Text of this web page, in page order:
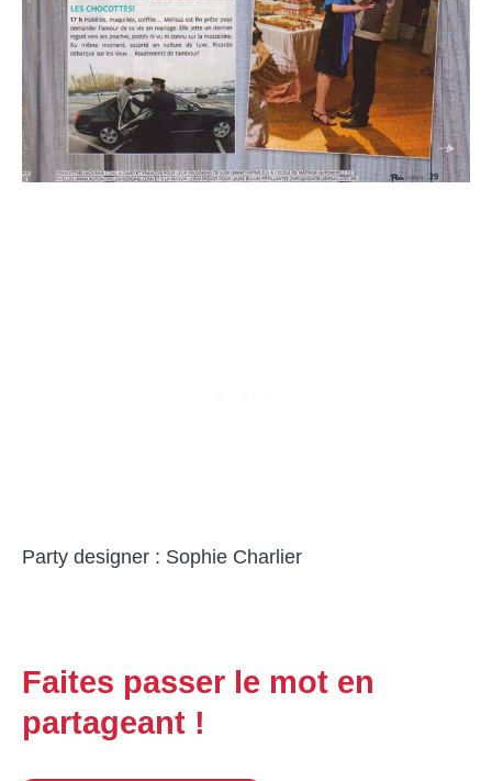
Party designer : Sophie Charlier
Faites passer le mot en
partageant !